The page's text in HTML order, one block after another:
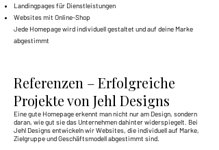
Landingpages für Dienstleistungen
Websites mit Online-Shop
Jede Homepage wird individuell gestaltet und auf deine Marke
abgestimmt
Referenzen – Erfolgreiche
Projekte von Jehl Designs
Eine gute Homepage erkennt man nicht nur am Design, sondern
daran, wie gut sie das Unternehmen dahinter widerspiegelt. Bei
Jehl Designs entwickeln wir Websites, die individuell auf Marke,
Zielgruppe und Geschäftsmodell abgestimmt sind.